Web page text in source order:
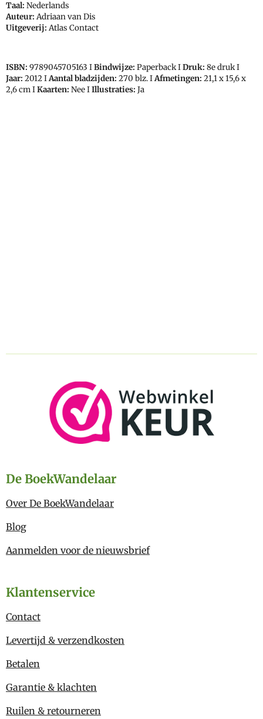
Taal: Nederlands
Auteur: Adriaan van Dis
Uitgeverij: Atlas Contact
ISBN: 9789045705163 IBindwijze: Paperback IDruk: 8e druk I
Jaar: 2012 IAantal bladzijden: 270 blz. IAfmetingen: 21,1 x 15,6 x
2,6cm IKaarten: Nee IIllustraties: Ja
De BoekWandelaar
Over De BoekWandelaar
Blog
Aanmelden voor de nieuwsbrief
Klantenservice
Contact
Levertijd & verzendkosten
Betalen
Garantie & klachten
Ruilen & retourneren